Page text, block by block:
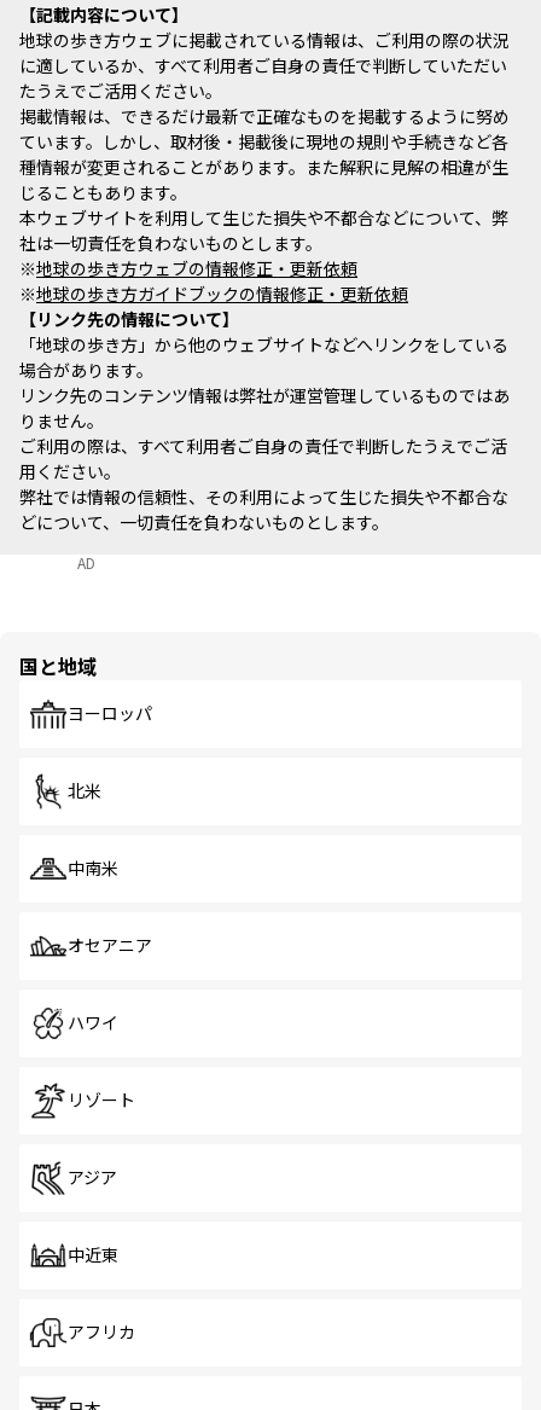
記載内容について
地球の歩き方ウェブに掲載されている情報は、ご利用の際の状況
に適しているか、すべて利用者ご自身の責任で判断していただい
たうえでご活用ください。
掲載情報は、できるだけ最新で正確なものを掲載するように努め
ています。しかし、取材後・掲載後に現地の規則や手続きなど各
種情報が変更されることがあります。また解釈に見解の相違が生
じることもあります。
本ウェブサイトを利用して生じた損失や不都合などについて、弊
社は一切責任を負わないものとします。
※地球の歩き方ウェブの情報修正・更新依頼
※地球の歩き方ガイドブックの情報修正・更新依頼
リンク先の情報について
「地球の歩き方」から他のウェブサイトなどへリンクをしている
場合があります。
リンク先のコンテンツ情報は弊社が運営管理しているものではあ
りません。
ご利用の際は、すべて利用者ご自身の責任で判断したうえでご活
用ください。
弊社では情報の信頼性、その利用によって生じた損失や不都合な
どについて、一切責任を負わないものとします。
AD
国と地域
ヨーロッパ
北米
中南米
オセアニア
ハワイ
リゾート
アジア
中近東
アフリカ